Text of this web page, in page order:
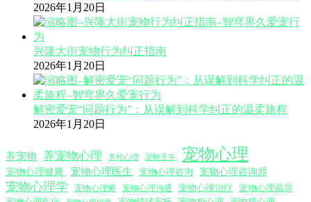
2026年1月20日
兴隆大街宠物行为纠正指南
2026年1月20日
解密爱宠“问题行为”：从误解到科学纠正的温柔旅程
2026年1月20日
养宠物 养宠物心理 养蛇心理 宠物丢失 宠物心理
宠物心理健康 宠物心理医生 宠物心理咨询 宠物心理咨询师
宠物心理学 宠物心理师 宠物心理沟通 宠物心理治疗
宠物心理疏导